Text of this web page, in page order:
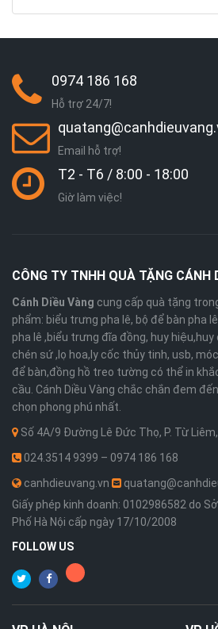
0974 186 168
Hỗ trợ 24/7!
Email hỗ trợ!
T2 - T6 / 8:00 - 18:00
Giờ làm việc!
CÔNG TY TNHH QUÀ TẶNG CÁNH
Cánh Diều Vàng cung cấp quà tặng
phẩm: biểu trưng pha lê, bộ để bàn pha
pha lê ,biểu trưng đĩa đồng, huy
chén sứ ,lọ hoa,ly cốc thủy tinh, usb,
để bàn,đồng hồ treo tường có thể in
cầu. Cánh Diều Vàng chắc chắn đem
chọn phong phú nhất.
Số 4A/9 Đường Lê Đức Thọ, P. Từ Liêm,
024.3514 9399 – 0974 186 168
canhdieuvang.vn
Giấy phép kinh doanh: 0102986582 do
Phố Hà Nội cấp ngày 17/10/2008
FOLLOW US